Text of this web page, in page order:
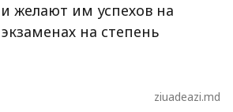
желают им успехов на
на степень
ziuadeazi.md